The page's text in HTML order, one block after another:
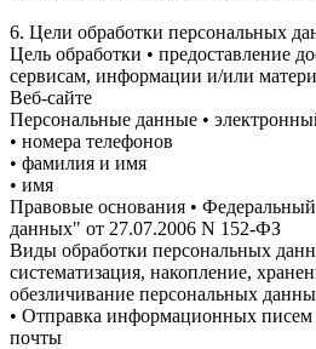
6. Цели обработки персональных
Цель обработки • предоставление
сервисам, информации и/или
Веб-сайте
Персональные данные •
• номера телефонов
• фамилия и имя
• имя
Правовые основания •
данных" от 27.07.2006 N 152-ФЗ
Виды обработки персональных
систематизация, накопление,
обезличивание персональных
• Отправка информационных писем
почты